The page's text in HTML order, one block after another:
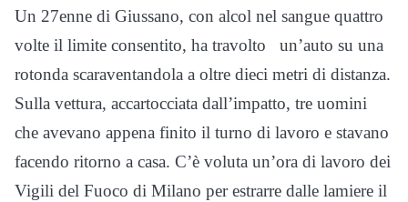
Un 27enne di Giussano, con alcol nel sangue quattro
volte il limite consentito, ha travolto un’auto su una
rotonda scaraventandola a oltre dieci metri di distanza.
Sulla vettura, accartocciata dall’impatto, tre uomini
che avevano appena finito il turno di lavoro e stavano
facendo ritorno a casa. C’è voluta un’ora di lavoro dei
Vigili del Fuoco di Milano per estrarre dalle lamiere il